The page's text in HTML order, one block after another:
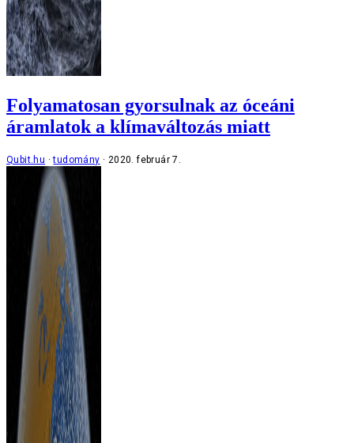
Folyamatosan gyorsulnak az óceáni
áramlatok a klímaváltozás miatt
Qubit.hu tudomány 2020. február 7.